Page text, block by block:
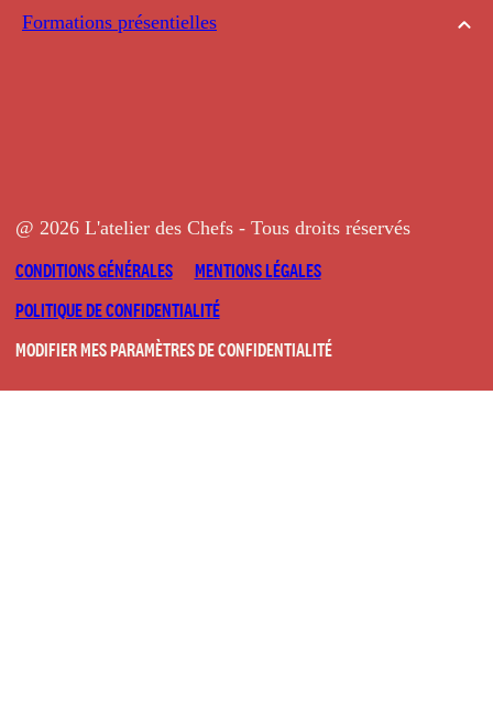
Formations présentielles
@ 2026 L'atelier des Chefs - Tous droits réservés
CONDITIONS GÉNÉRALES
MENTIONS LÉGALES
POLITIQUE DE CONFIDENTIALITÉ
MODIFIER MES PARAMÈTRES DE CONFIDENTIALITÉ